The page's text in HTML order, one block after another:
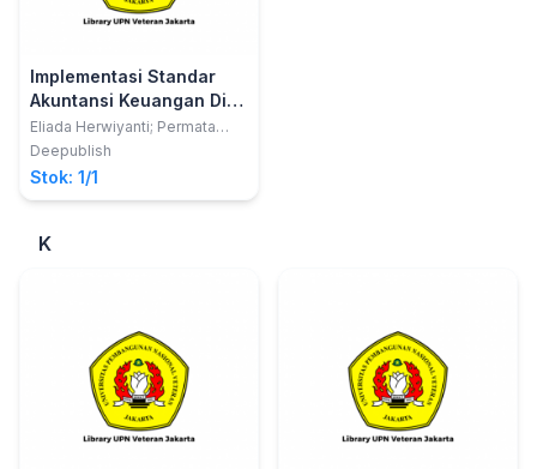
Implementasi Standar
Akuntansi Keuangan Di
UMKM
Eliada Herwiyanti; Permata
Ulfah dan Umi Pratiwi
Deepublish
Stok: 1/1
K